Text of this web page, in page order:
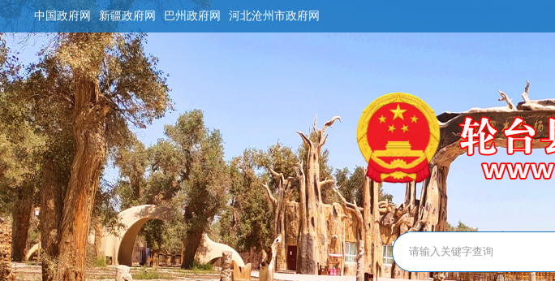
中国政府网 新疆政府网 巴州政府网 河北沧州市政府网